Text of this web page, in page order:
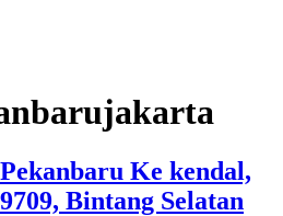
Ke kendal,
Bintang Selatan